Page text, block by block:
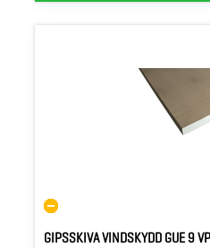
GIPSSKIVA VINDSKYDD GUE 9